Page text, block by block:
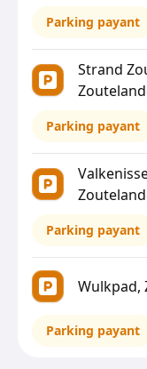
Parking payant
Strand
Parking payant
Parking payant
Wulkpad,
Parking payant